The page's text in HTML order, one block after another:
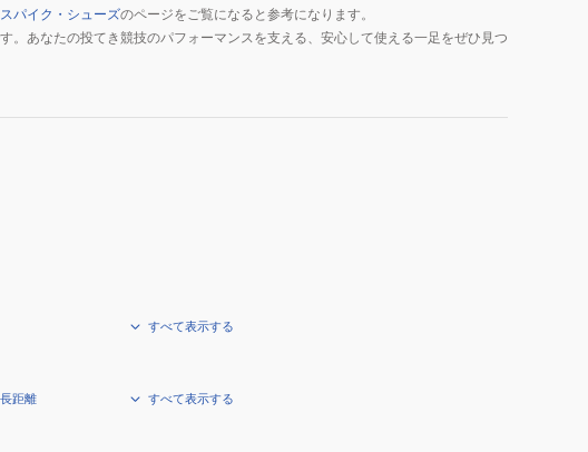
パイク・シューズのページをご覧になると参考になります。
あなたの投てき競技のパフォーマンスを支える、安心して使える一足をぜひ見つ
すべて表示する
距離 すべて表示する